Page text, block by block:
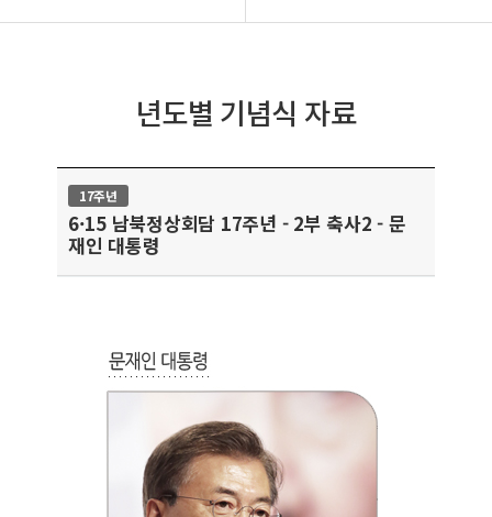
년도별 기념식 자료
17주년
6·15 남북정상회담 17주년 - 2부 축사2 - 문
재인 대통령